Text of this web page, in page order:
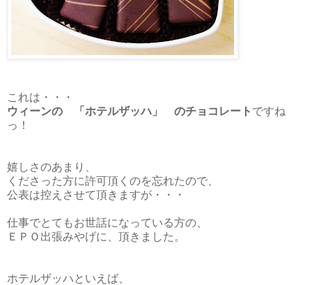
これは・・・
ウィーンの 「ホテルザッハ」 のチョコレート ですね
っ！
嬉しさのあまり、
くださった方に許可頂くのを忘れたので、
公表は控えさせて頂きますが・・・
仕事でとてもお世話になっている方の、
ＥＰＯ出張みやげに、頂きました。
ホテルザッハといえば、